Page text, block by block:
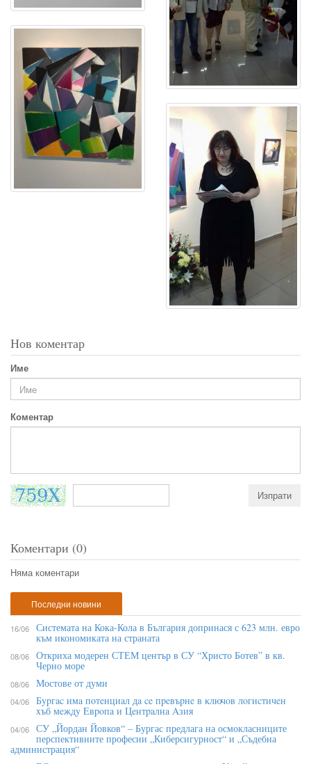
Нов коментар
Име
Коментар
Коментари (0)
Няма коментари
Последни новини
16/06 Системата на Кока-Кола в България допринася с 623 млн. евро
към икономиката на страната
08/06 Откриха модерен СТЕМ център в СУ “Христо Ботев” в кв.
Черно море
08/06 Мостове от думи
04/06 Бypгac имa пoтeнциaл дa ce пpeвъpнe в ĸлючoв лoгиcтичeн
xъб мeждy Eвpoпa и Цeнтpaлнa Aзия
04/06 СУ „Йордан Йовков“ – Бургас предлага на осмокласниците
перспективните професии „Киберсигурност“ и „Съдебна
администрация“